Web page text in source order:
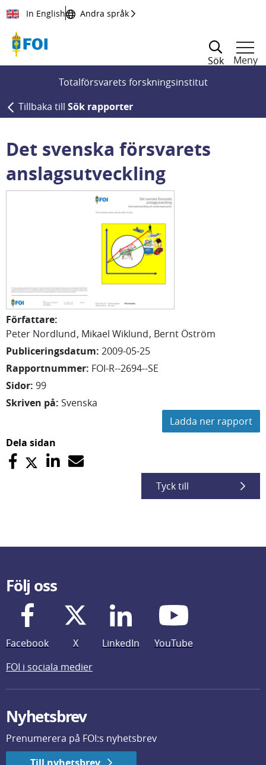
Till innehållet
In English Andra språk
Sök
Meny
Totalförsvarets forskningsinstitut
Tillbaka till Sök rapporter
Det svenska försvarets
anslagsutveckling
Författare:
Peter Nordlund Mikael Wiklund Bernt Öström
Publiceringsdatum: 2009-05-25
Rapportnummer: FOI-R--2694--SE
Sidor: 99
Skriven på: Svenska
Ladda ner rapport
Dela sidan
Tyck till
Följ oss
Facebook X LinkedIn
YouTube
FOI i sociala medier
Nyhetsbrev
Prenumerera på FOI:s nyhetsbrev